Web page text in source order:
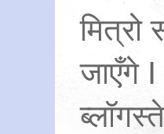
मित्रो
जाएँगे